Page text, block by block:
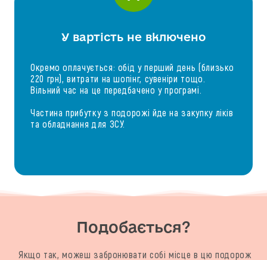
У вартість не включено
Окремо оплачується: обід у перший день (близько
220 грн), витрати на шопінг, сувеніри тощо.
Вільний час на це передбачено у програмі.
Частина прибутку з подорожі йде на закупку ліків
та обладнання для ЗСУ.
Подобається?
Якщо так, можеш забронювати собі місце в цю подорож